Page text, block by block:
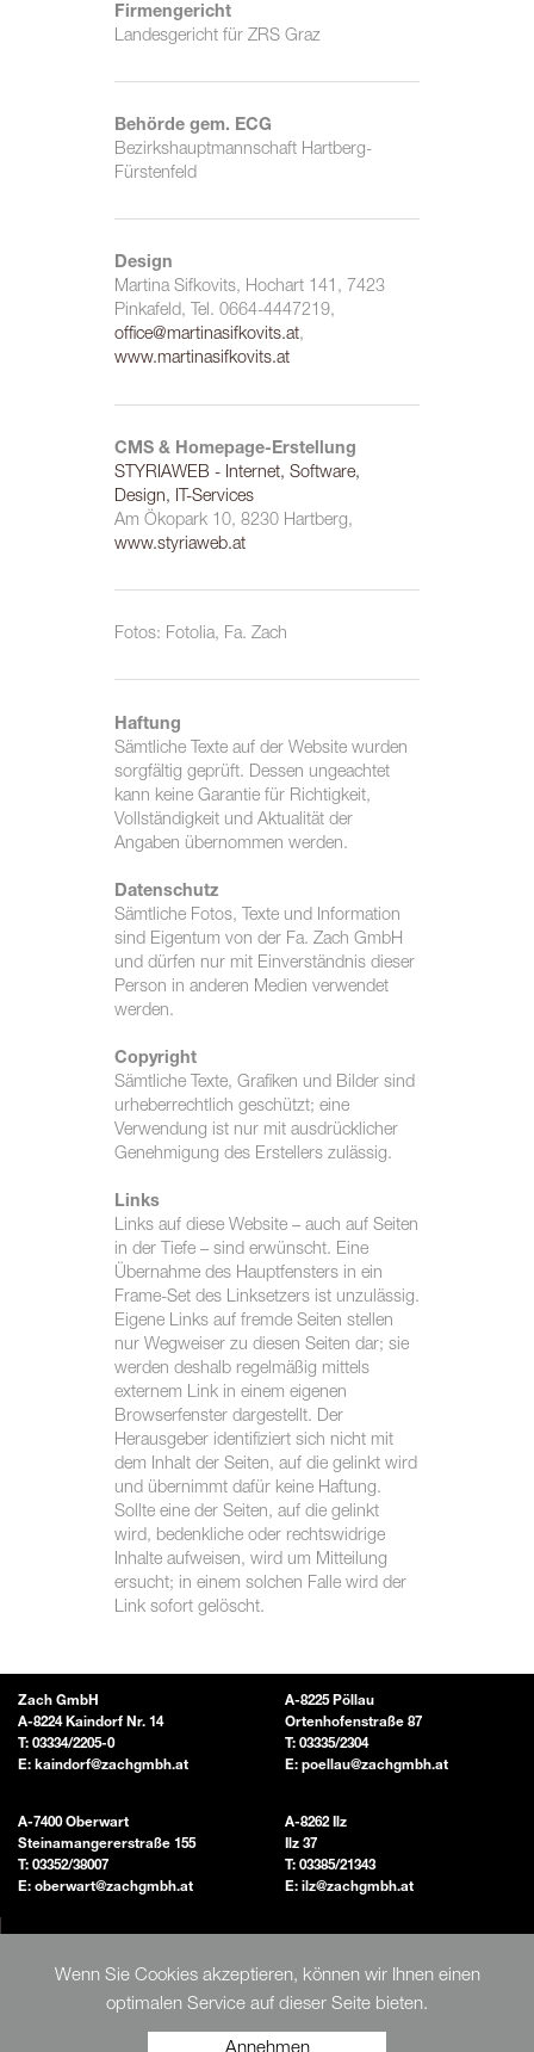
Wenn Sie Cookies akzeptieren, können wir Ihnen einen
optimalen Service auf dieser Seite bieten.
Firmengericht
Landesgericht für ZRS Graz
Behörde gem. ECG
Bezirkshauptmannschaft Hartberg-
Fürstenfeld
Design
Martina Sifkovits, Hochart 141, 7423
Pinkafeld, Tel. 0664-4447219,
office@martinasifkovits.at,
www.martinasifkovits.at
CMS & Homepage-Erstellung
STYRIAWEB - Internet, Software,
Design, IT-Services
Am Ökopark 10, 8230 Hartberg,
www.styriaweb.at
Fotos: Fotolia, Fa. Zach
Haftung
Sämtliche Texte auf der Website wurden
sorgfältig geprüft. Dessen ungeachtet
kann keine Garantie für Richtigkeit,
Vollständigkeit und Aktualität der
Angaben übernommen werden.
Datenschutz
Sämtliche Fotos, Texte und Information
sind Eigentum von der Fa. Zach GmbH
und dürfen nur mit Einverständnis dieser
Person in anderen Medien verwendet
werden.
Copyright
Sämtliche Texte, Grafiken und Bilder sind
urheberrechtlich geschützt; eine
Verwendung ist nur mit ausdrücklicher
Genehmigung des Erstellers zulässig.
Links
Links auf diese Website – auch auf Seiten
in der Tiefe – sind erwünscht. Eine
Übernahme des Hauptfensters in ein
Frame-Set des Linksetzers ist unzulässig.
Eigene Links auf fremde Seiten stellen
nur Wegweiser zu diesen Seiten dar; sie
werden deshalb regelmäßig mittels
externem Link in einem eigenen
Browserfenster dargestellt. Der
Herausgeber identifiziert sich nicht mit
dem Inhalt der Seiten, auf die gelinkt wird
und übernimmt dafür keine Haftung.
Sollte eine der Seiten, auf die gelinkt
wird, bedenkliche oder rechtswidrige
Inhalte aufweisen, wird um Mitteilung
ersucht; in einem solchen Falle wird der
Link sofort gelöscht.
Zach GmbH
A-8224 Kaindorf Nr. 14
T: 03334/2205-0
E: kaindorf@zachgmbh.at
A-8225 Pöllau
Ortenhofenstraße 87
T: 03335/2304
E: poellau@zachgmbh.at
A-7400 Oberwart
Steinamangererstraße 155
T: 03352/38007
E: oberwart@zachgmbh.at
A-8262 Ilz
Ilz 37
T: 03385/21343
E: ilz@zachgmbh.at
SITEMAP